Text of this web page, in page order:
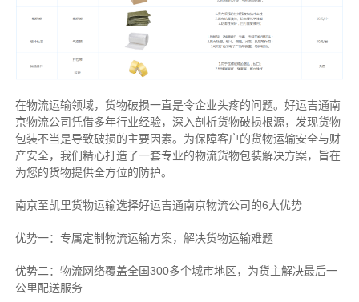
在物流运输领域，货物破损一直是令企业头疼的问题。好运吉通南
京物流公司凭借多年行业经验，深入剖析货物破损根源，发现货物
包装不当是导致破损的主要因素。为保障客户的货物运输安全与财
产安全，我们精心打造了一套专业的物流货物包装解决方案，旨在
为您的货物提供全方位的防护。
南京至凯里货物运输选择好运吉通南京物流公司的6大优势
优势一：专属定制物流运输方案，解决货物运输难题
优势二：物流网络覆盖全国300多个城市地区，为货主解决最后一
公里配送服务